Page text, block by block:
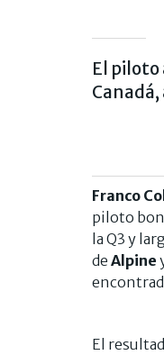
El piloto
Franco
piloto
la Q3 y
de Alpine
El